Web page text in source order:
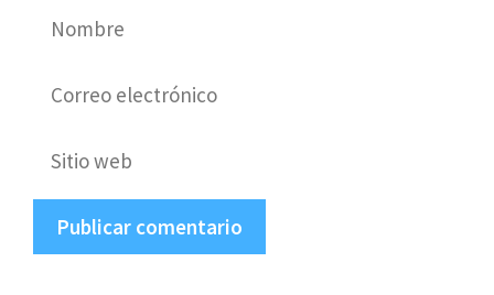
Nombre
Correo
Sitio